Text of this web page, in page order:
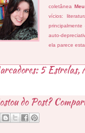
coletânea
vícios:
auto-
ela parece
5 Estrelas,
do Post?